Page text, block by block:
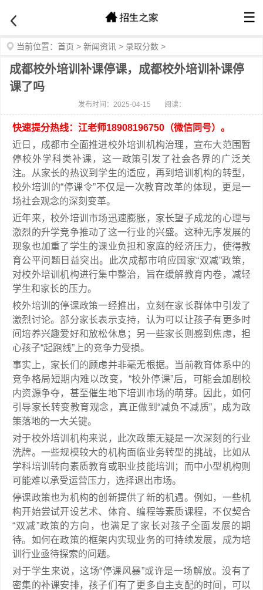
☰
当前位置： 首页 > 新闻资讯 > 录取分数 >
成都校外培训补课停课，成都校外培训补课停
课了吗
发布时间：2025-04-15 阅读：
快速提分热线：江老师18908196750（微信同号）。
近日，成都市全面推进校外培训机构治理，宣布大范围暂
停校外学科类补课，这一政策引发了社会各界的广泛关
注。从家长的热议到学生的适应，再到培训机构的转型，
校外培训的“停课令”不仅是一次教育改革的体现，更是一
场社会观念的深刻变革。
近年来，校外培训市场迅速膨胀，家长望子成龙的心理与
激烈的升学竞争推动了这一行业的兴盛。这种无序发展的
现象也加重了学生的课业负担和家庭的经济压力，使得教
育公平问题日益突出。此次成都市响应国家“双减”政策，
对校外培训机构进行集中整治，旨在缓解教育内卷，减轻
学生和家长的压力。
校外培训的停课政策一经推出，立刻在家长群体中引发了
激烈讨论。部分家长表示支持，认为可以让孩子有更多时
间培养兴趣爱好和放松休息；另一些家长则感到焦虑，担
心孩子“起跑线”上的竞争力受损。
事实上，家长们的顾虑并非毫无根据。当前教育体系中的
竞争格局短期内难以改变，“校外停课”后，可能会加剧校
内资源争夺，甚至催生地下培训市场的萌芽。因此，如何
引导家长转变教育观念，真正做到“减负不减质”，成为政
策落地的一大关键。
对于校外培训机构来说，此次政策无疑是一次深刻的行业
洗牌。一些规模较大的机构面临业务转型的挑战，比如从
学科培训转向素质教育或职业技能培训；而中小型机构则
可能难以承受运营压力，选择退出市场。
停课政策也为机构的创新提供了新的机遇。例如，一些机
构开始尝试开设艺术、体育、编程等素质课程，不仅契合
“双减”政策的方向，也满足了家长对孩子全面发展的期
待。如何在政策的框架内实现业务的可持续发展，成为培
训行业亟待探索的问题。
对于学生来说，这场“停课风暴”或许是一场解放。没有了
密集的补课安排，孩子们有了更多自主支配的时间，可以